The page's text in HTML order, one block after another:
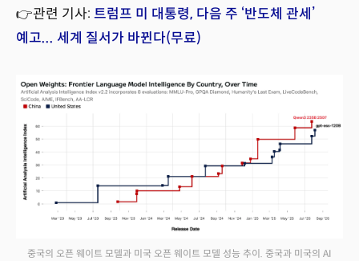
👉관련 기사: 트럼프 미 대통령, 다음 주 ‘반도체 관세’
예고... 세계 질서가 바뀐다(무료)
중국의 오픈 웨이트 모델과 미국 오픈 웨이트 모델 성능 추이. 중국과 미국의 AI